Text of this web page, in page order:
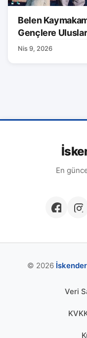
Belen
Gençlere
Nis 9, 2026
En
© 2026
Veri